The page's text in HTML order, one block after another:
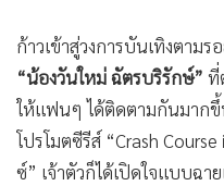
• Factcheck
• ญี่ปุ่น
• News1
• Gotomanager
ก้าวเข้าสู่วงการบันเทิงตาม
“น้องวันใหม่ ฉัตรบริรักษ์” ที่
ให้แฟนๆ ได้ติดตามกันมากขึ้
โปรโมตซีรีส์ “Crash
ซ์” เจ้าตัวก็ได้เปิดใจแบบฉา